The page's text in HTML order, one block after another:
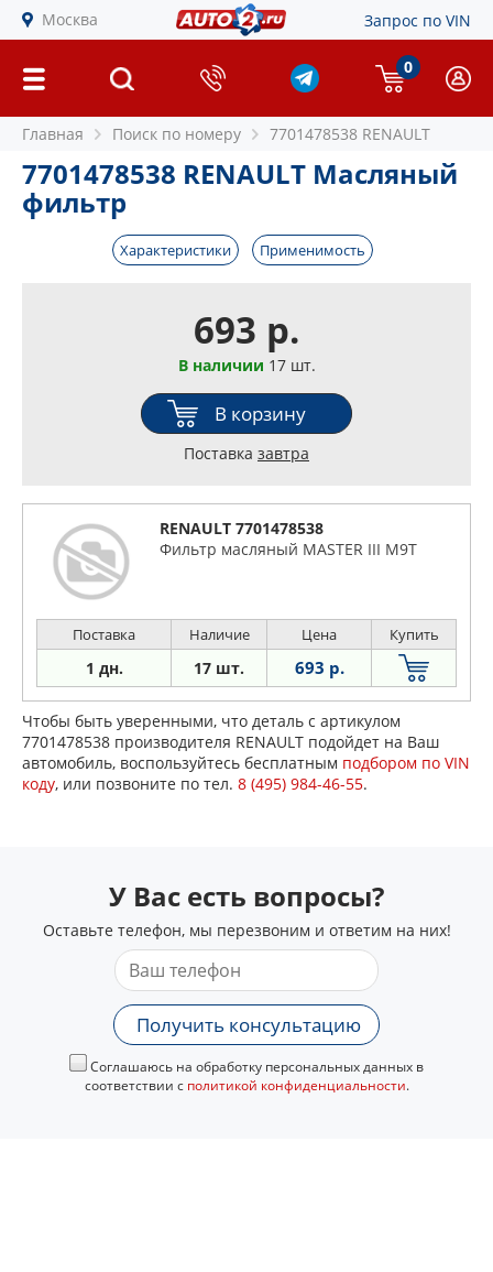
Москва Запрос по VIN
0
Главная Поиск по номеру 7701478538 RENAULT
7701478538 RENAULT Масляный
фильтр
Характеристики Применимость
693 р.
В наличии 17 шт.
В корзину
Поставка завтра
RENAULT 7701478538
Фильтр масляный MASTER III M9T
Поставка Наличие Цена Купить
1 дн. 17 шт. 693 р.
Чтобы быть уверенными, что деталь с артикулом
7701478538 производителя RENAULT подойдет на Ваш
автомобиль, воспользуйтесь бесплатным подбором по VIN
коду, или позвоните по тел. 8 (495) 984-46-55.
У Вас есть вопросы?
Оставьте телефон, мы перезвоним и ответим на них!
Получить консультацию
Соглашаюсь на обработку персональных данных в
соответствии с политикой конфиденциальности.